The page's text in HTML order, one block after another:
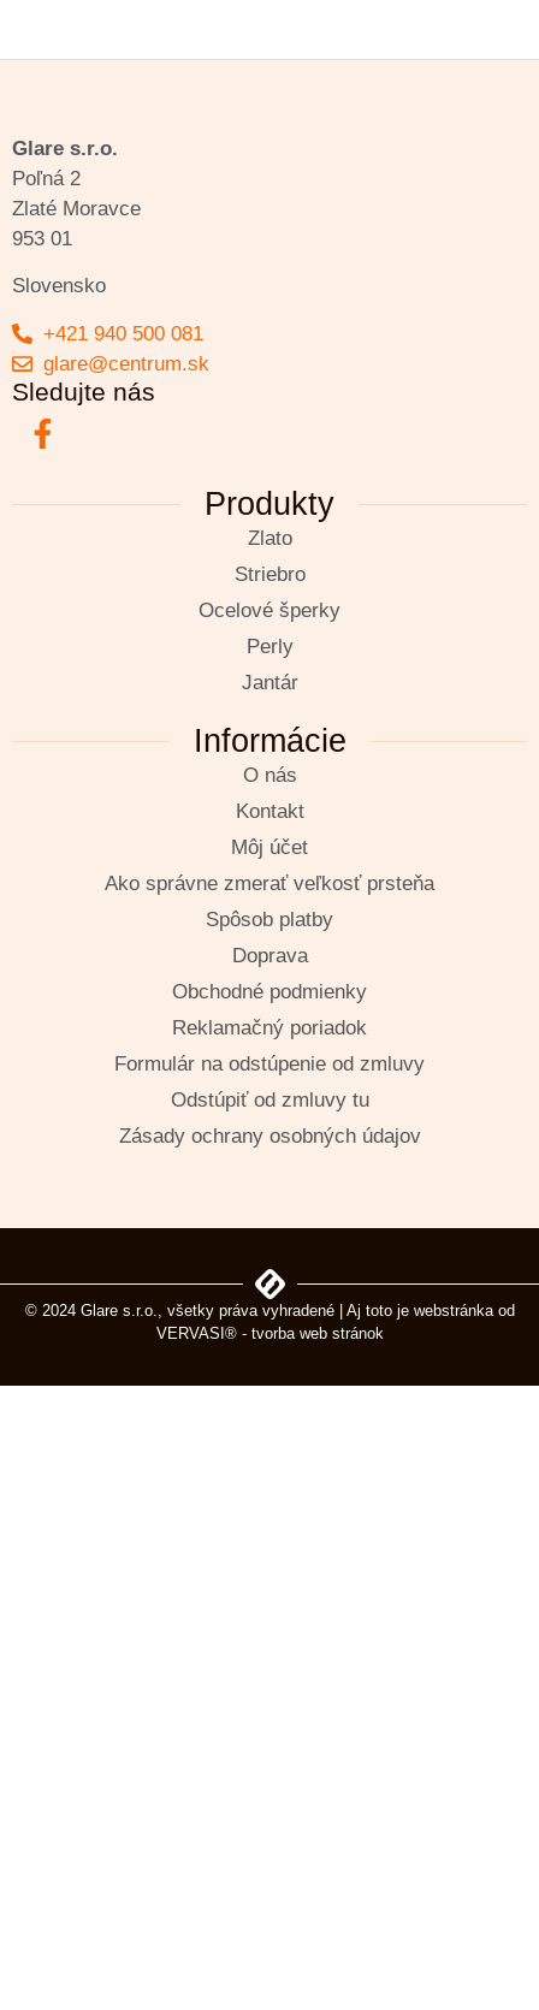
Glare s.r.o.
Poľná 2
Zlaté Moravce
953 01
Slovensko
+421 940 500 081
glare@centrum.sk
Sledujte nás
Produkty
Zlato
Striebro
Ocelové šperky
Perly
Jantár
Informácie
O nás
Kontakt
Môj účet
Ako správne zmerať veľkosť prsteňa
Spôsob platby
Doprava
Obchodné podmienky
Reklamačný poriadok
Formulár na odstúpenie od zmluvy
Odstúpiť od zmluvy tu
Zásady ochrany osobných údajov
© 2024 Glare s.r.o., všetky práva vyhradené | Aj toto je webstránka od
VERVASI® - tvorba web stránok